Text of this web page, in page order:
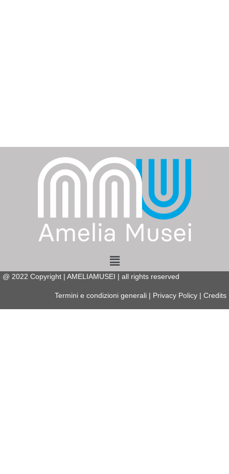
Menu
@ 2022 Copyright | AMELIAMUSEI | all rights reserved
Termini e condizioni generali Privacy Policy Credits